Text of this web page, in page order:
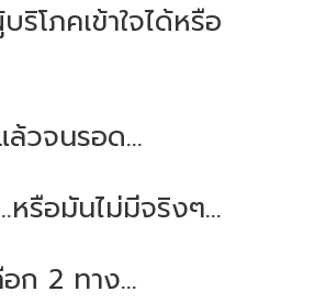
ริโภคเข้าใจได้หรือ
วจนรอด...
หรือมันไม่มีจริงๆ...
ก 2 ทาง...